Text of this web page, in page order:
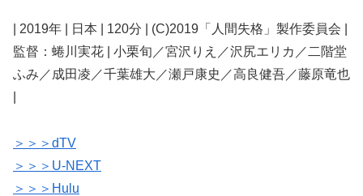
| 2019年 | 日本 | 120分 | (C)2019「人間失格」製作委員会 |
監督：蜷川実花 | 小栗旬／宮沢りえ／沢尻エリカ／二階堂
ふみ／成田凌／千葉雄大／瀬戸康史／高良健吾／藤原竜也
＞＞＞dTV
＞＞＞U-NEXT
＞＞＞Hulu